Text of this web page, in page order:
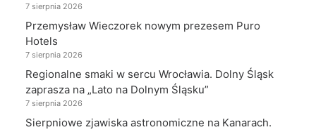
7 sierpnia 2026
Przemysław Wieczorek nowym prezesem Puro
Hotels
7 sierpnia 2026
Regionalne smaki w sercu Wrocławia. Dolny Śląsk
zaprasza na „Lato na Dolnym Śląsku”
7 sierpnia 2026
Sierpniowe zjawiska astronomiczne na Kanarach.